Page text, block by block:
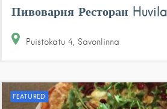
Пивоварня Ресторан Huvila
Puistokatu 4 Savonlinna
FEATURED